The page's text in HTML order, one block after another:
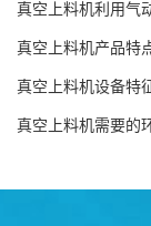
真空上料机利用气
真空上料机产品特
真空上料机设备特
真空上料机需要的